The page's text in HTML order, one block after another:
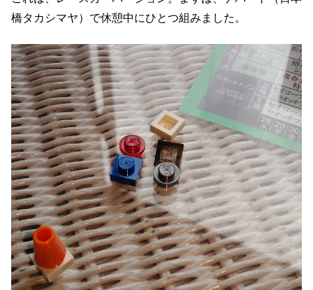
橋タカシマヤ）で休憩中にひとつ組みました。